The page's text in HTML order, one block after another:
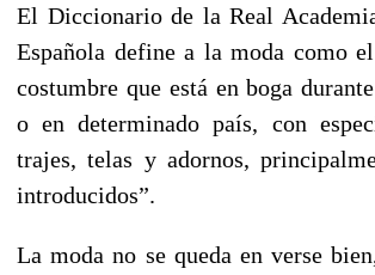
El Diccionario de la Real
Española define a la moda como
costumbre que está en boga
o en determinado país, con
trajes, telas y adornos,
introducidos”.
La moda no se queda en verse